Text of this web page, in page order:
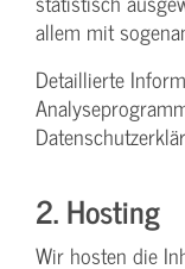
allem mit
Detaillierte
2. Hosting
Wir hosten die